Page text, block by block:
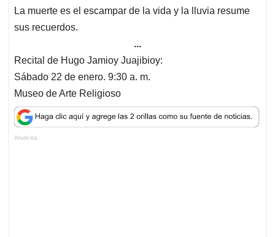
La muerte es el escampar de la vida y la lluvia resume
sus recuerdos.
...
Recital de Hugo Jamioy Juajibioy:
Sábado 22 de enero. 9:30 a. m.
Museo de Arte Religioso
Anuncios.